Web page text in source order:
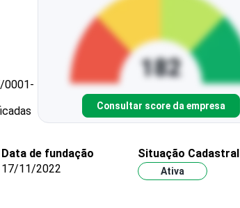
0001-
Consultar score da empresa
Data de fundação
17/11/2022
Situação Cadastral
Ativa